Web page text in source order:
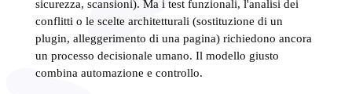
sicurezza, scansioni). Ma i test funzionali, l'analisi dei
conflitti o le scelte architetturali (sostituzione di un
plugin, alleggerimento di una pagina) richiedono ancora
un processo decisionale umano. Il modello giusto
combina automazione e controllo.